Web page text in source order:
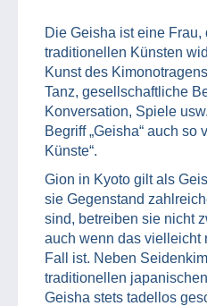
Die Geisha ist eine Frau,
traditionellen Künsten
Kunst des
Tanz, gesellschaftliche
Konversation, Spiele
Begriff „Geisha“ auch so
Künste“.
Gion in Kyoto gilt als
sie Gegenstand
sind, betreiben sie nicht
auch wenn das vielleicht
Fall ist. Neben
traditionellen
Geisha stets tadellos